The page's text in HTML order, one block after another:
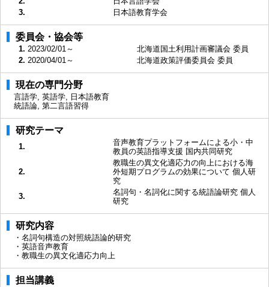
3.
日本語教育学会
委員会・協会等
1. 2023/02/01～
北海道国土利用計画審議会 委員
2. 2020/04/01～ 北海道政策評価委員会 委員
現在の専門分野
言語学, 英語学, 日本語教育
統語論, 第二言語習得
研究テーマ
1.
音声教育プラットフォームによる小・中
教員の英語指導支援 国内共同研究
2.
教職生の異文化適応力の向上における海
外短期プログラムの効果について 個人研
究
3.
名詞句・名詞化に関する統語論研究 個人
研究
研究内容
・名詞句構造の対照統語論的研究
・英語音声教育
・教職生の異文化適応力向上
担当講義